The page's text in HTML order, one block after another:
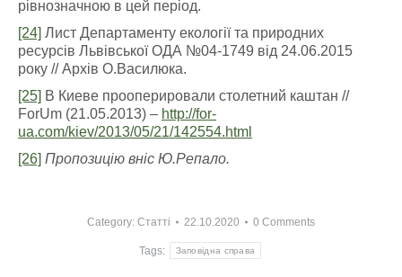
рівнозначною в цей період.
[24] Лист Департаменту екології та природних
ресурсів Львівської ОДА №04-1749 від 24.06.2015
року // Архів О.Василюка.
[25] В Киеве прооперировали столетний каштан //
ForUm (21.05.2013) – http://for-
ua.com/kiev/2013/05/21/142554.html
[26] Пропозицію вніс Ю.Репало.
Category: Статті 22.10.2020 0 Comments
Tags: Заповідна справа